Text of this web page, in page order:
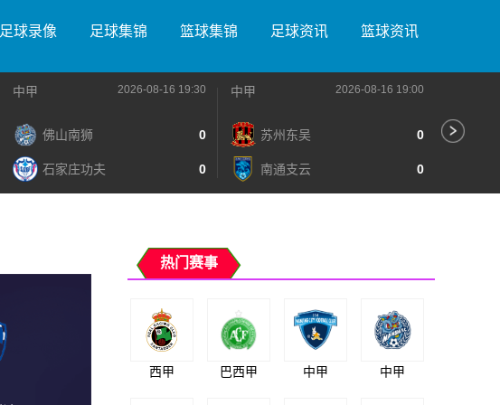
足球录像 足球集锦 篮球集锦 足球资讯 篮球资讯
中甲 2026-08-16 19:30
佛山南狮 0
石家庄功夫 0
中甲 2026-08-16 19:00
苏州东吴 0
南通支云 0
热门赛事
西甲 巴西甲 中甲 中甲